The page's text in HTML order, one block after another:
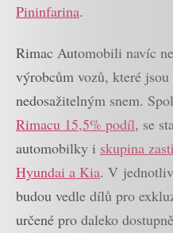
Pininfarina.
Rimac Automobili navíc
výrobcům vozů, které
nedosažitelným snem.
Rimacu 15,5% podíl, se
automobilky i skupina
Hyundai a Kia. V
budou vedle dílů pro
určené pro daleko